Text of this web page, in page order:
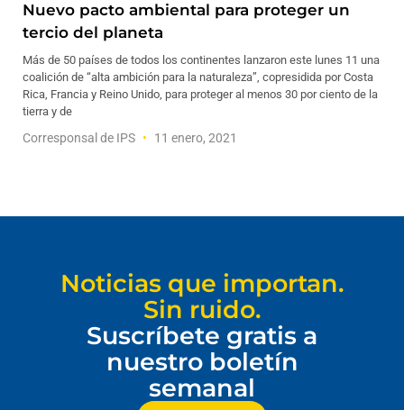
Nuevo pacto ambiental para proteger un
tercio del planeta
Más de 50 países de todos los continentes lanzaron este lunes 11 una
coalición de “alta ambición para la naturaleza”, copresidida por Costa
Rica, Francia y Reino Unido, para proteger al menos 30 por ciento de la
tierra y de
Corresponsal de IPS 11 enero, 2021
Noticias que importan.
Sin ruido.
Suscríbete gratis a
nuestro boletín
semanal